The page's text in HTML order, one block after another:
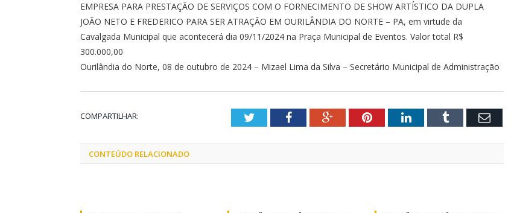
EMPRESA PARA PRESTAÇÃO DE SERVIÇOS COM O FORNECIMENTO DE SHOW ARTÍSTICO DA DUPLA
JOÃO NETO E FREDERICO PARA SER ATRAÇÃO EM OURILÂNDIA DO NORTE – PA, em virtude da
Cavalgada Municipal que acontecerá dia 09/11/2024 na Praça Municipal de Eventos. Valor total R$
300.000,00
Ourilândia do Norte, 08 de outubro de 2024 – Mizael Lima da Silva – Secretário Municipal de Administração
COMPARTILHAR: TwitterFacebookGoogle+PinterestLinkedInTumblr Email
CONTEÚDO RELACIONADO